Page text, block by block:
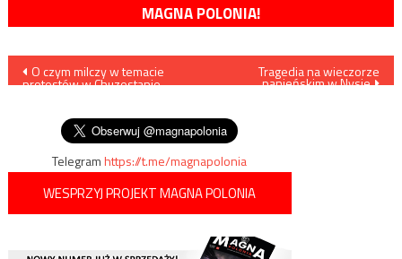
MAGNA POLONIA!
Nawigacja
O czym milczy w temacie
protestów w Chuzestanie
Tragedia na wieczorze
panieńskim w Nysie
Telegramhttps://t.me/magnapolonia
WESPRZYJ PROJEKT MAGNA POLONIA